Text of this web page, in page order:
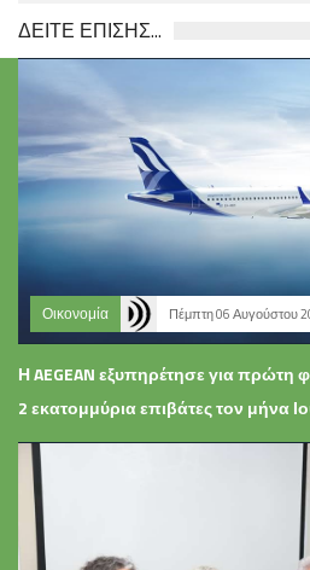
ΔΕΙΤΕ ΕΠΙΣΗΣ...
Οικονομία Πέμπτη 06 Αυγούστου
Η AEGEAN εξυπηρέτησε για
2 εκατομμύρια επιβάτες τον μήνα